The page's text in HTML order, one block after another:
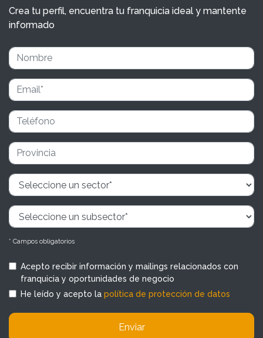
Crea tu perfil, encuentra tu franquicia ideal y mantente
informado
* Campos obligatorios
Acepto recibir información y mailings relacionados con
franquicia y oportunidades de negocio
He leído y acepto la política de protección de datos
Enviar